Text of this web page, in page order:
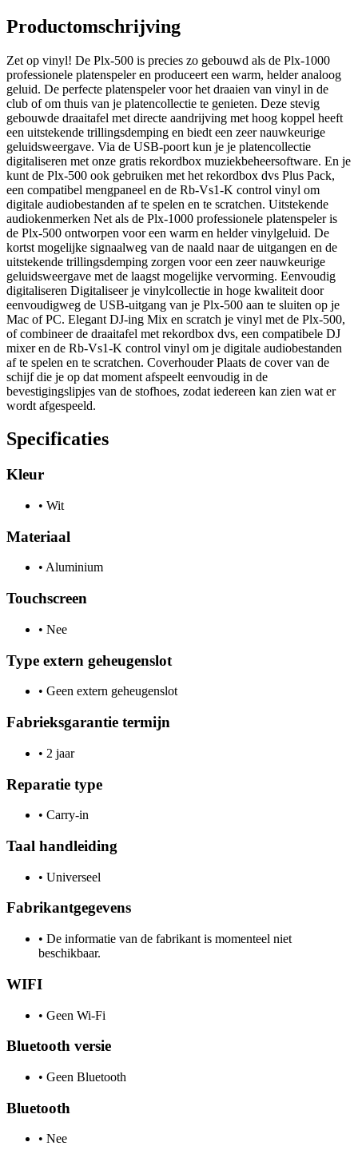
Productomschrijving
Zet op vinyl! De Plx-500 is precies zo gebouwd als de Plx-1000
professionele platenspeler en produceert een warm, helder analoog
geluid. De perfecte platenspeler voor het draaien van vinyl in de
club of om thuis van je platencollectie te genieten. Deze stevig
gebouwde draaitafel met directe aandrijving met hoog koppel heeft
een uitstekende trillingsdemping en biedt een zeer nauwkeurige
geluidsweergave. Via de USB-poort kun je je platencollectie
digitaliseren met onze gratis rekordbox muziekbeheersoftware. En je
kunt de Plx-500 ook gebruiken met het rekordbox dvs Plus Pack,
een compatibel mengpaneel en de Rb-Vs1-K control vinyl om
digitale audiobestanden af te spelen en te scratchen. Uitstekende
audiokenmerken Net als de Plx-1000 professionele platenspeler is
de Plx-500 ontworpen voor een warm en helder vinylgeluid. De
kortst mogelijke signaalweg van de naald naar de uitgangen en de
uitstekende trillingsdemping zorgen voor een zeer nauwkeurige
geluidsweergave met de laagst mogelijke vervorming. Eenvoudig
digitaliseren Digitaliseer je vinylcollectie in hoge kwaliteit door
eenvoudigweg de USB-uitgang van je Plx-500 aan te sluiten op je
Mac of PC. Elegant DJ-ing Mix en scratch je vinyl met de Plx-500,
of combineer de draaitafel met rekordbox dvs, een compatibele DJ
mixer en de Rb-Vs1-K control vinyl om je digitale audiobestanden
af te spelen en te scratchen. Coverhouder Plaats de cover van de
schijf die je op dat moment afspeelt eenvoudig in de
bevestigingslipjes van de stofhoes, zodat iedereen kan zien wat er
wordt afgespeeld.
Specificaties
Kleur
• Wit
Materiaal
• Aluminium
Touchscreen
• Nee
Type extern geheugenslot
• Geen extern geheugenslot
Fabrieksgarantie termijn
• 2 jaar
Reparatie type
• Carry-in
Taal handleiding
• Universeel
Fabrikantgegevens
• De informatie van de fabrikant is momenteel niet
beschikbaar.
WIFI
• Geen Wi-Fi
Bluetooth versie
• Geen Bluetooth
Bluetooth
• Nee